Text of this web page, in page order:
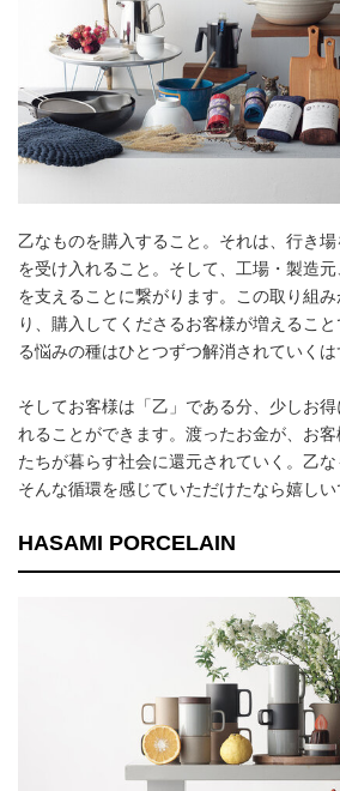
乙なものを購入すること。それは、行き
を受け入れること。そして、工場・製造
を支えることに繋がります。この取り組
り、購入してくださるお客様が増えるこ
る悩みの種はひとつずつ解消されていくは
そしてお客様は「乙」である分、少しお
れることができます。渡ったお金が、お
たちが暮らす社会に還元されていく。乙な
そんな循環を感じていただけたなら嬉しい
HASAMI PORCELAIN